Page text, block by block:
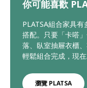
你可能喜歡
PLATSA組合家具
搭配。只要「卡嗒
落、臥室抽屜衣櫃
輕鬆組合完成，現
瀏覽 PLATSA